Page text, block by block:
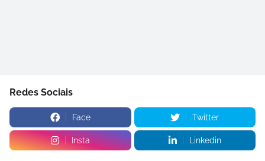
Redes Sociais
Face Twitter
Insta Linkedin